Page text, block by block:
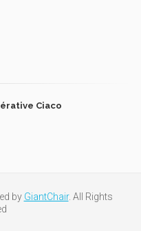
Ciaco
by GiantChair. All Rights